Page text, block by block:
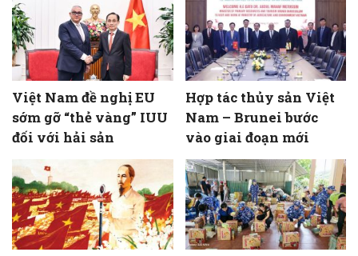
Việt Nam đề nghị EU
sớm gỡ “thẻ vàng” IUU
đối với hải sản
Hợp tác thủy sản Việt
Nam – Brunei bước
vào giai đoạn mới